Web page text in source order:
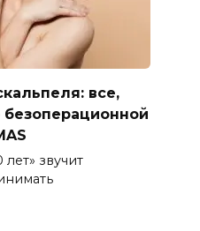
все,
безоперационной
звучит